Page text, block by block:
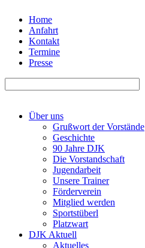
Home
Anfahrt
Kontakt
Termine
Presse
Über uns
Grußwort der Vorstände
Geschichte
90 Jahre DJK
Die Vorstandschaft
Jugendarbeit
Unsere Trainer
Förderverein
Mitglied werden
Sportstüberl
Platzwart
DJK Aktuell
Aktuelles